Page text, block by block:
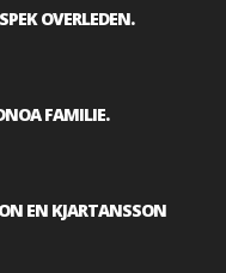
OVERLEDEN.
FAMILIE.
EN KJARTANSSON